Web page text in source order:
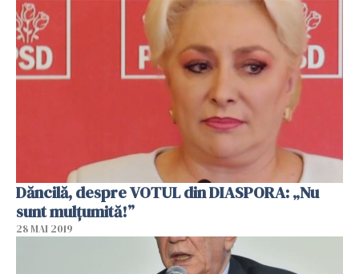
Dăncilă, despre VOTUL din DIASPORA: „Nu
sunt mulțumită!”
28 MAI 2019